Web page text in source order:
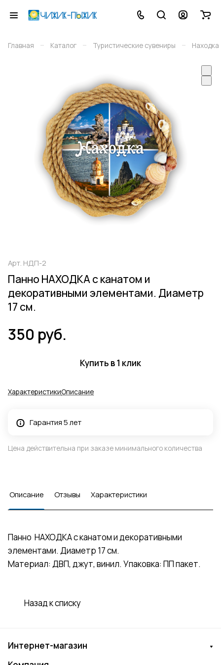
Главная – Каталог – Туристические сувениры – Находка
Арт. НДП-2
Панно НАХОДКА с канатом и
декоративными элементами. Диаметр
17 см.
350 руб.
Купить в 1 клик
ХарактеристикиОписание
Гарантия 5 лет
Цена действительна при заказе минимального количества
Описание Отзывы Характеристики
Панно НАХОДКА с канатом и декоративными
элементами. Диаметр 17 см.
Материал: ДВП, джут, винил. Упаковка: ПП пакет.
Назад к списку
Интернет-магазин